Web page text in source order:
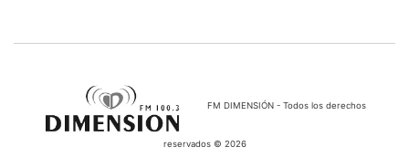
FM DIMENSIÓN - Todos los derechos
reservados © 2026